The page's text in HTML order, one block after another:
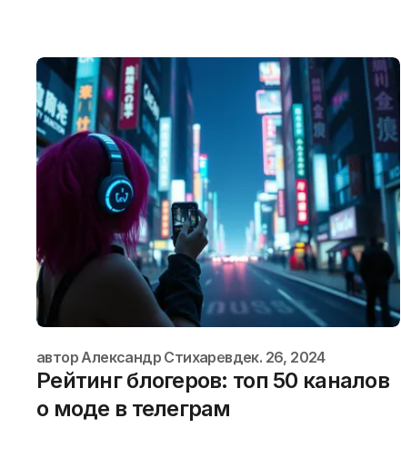
автор Александр Стихаревдек. 26, 2024
Рейтинг блогеров: топ 50 каналов
о моде в телеграм